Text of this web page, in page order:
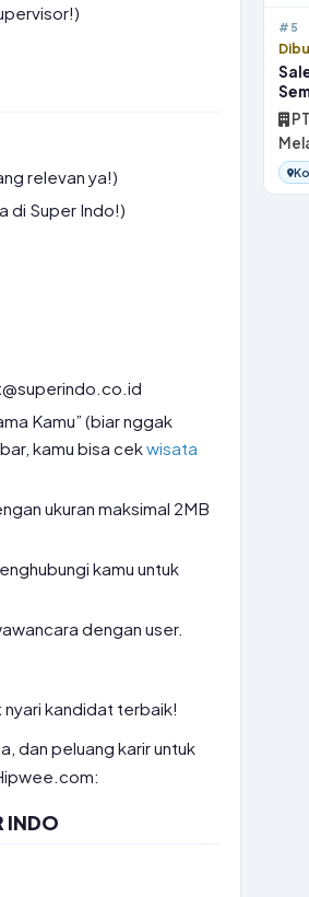
relevan ya!)
di Super Indo!)
Kamu” (biar nggak
kamu bisa cekwisata
ukuran maksimal 2MB
kamu untuk
dengan user.
nyari kandidat terbaik!
dan peluang karir untuk
INDO
#5